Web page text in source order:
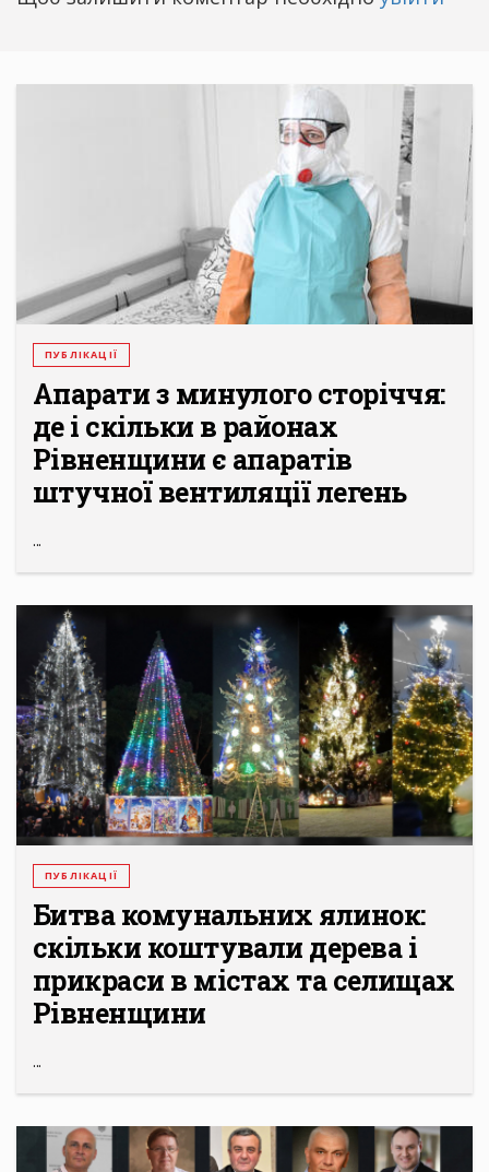
ПУБЛІКАЦІЇ
Апарати з минулого сторіччя:
де і скільки в районах
Рівненщини є апаратів
штучної вентиляції легень
...
ПУБЛІКАЦІЇ
Битва комунальних ялинок:
скільки коштували дерева і
прикраси в містах та селищах
Рівненщини
...